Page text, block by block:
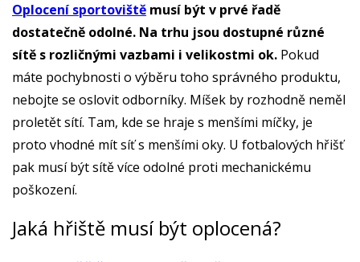
Oplocení sportoviště musí být v prvé řadě
dostatečně odolné. Na trhu jsou dostupné různé
sítě s rozličnými vazbami i velikostmi ok. Pokud
máte pochybnosti o výběru toho správného produktu,
nebojte se oslovit odborníky. Míšek by rozhodně neměl
proletět sítí. Tam, kde se hraje s menšími míčky, je
proto vhodné mít síť s menšími oky. U fotbalových hřišť
pak musí být sítě více odolné proti mechanickému
poškození.
Jaká hřiště musí být oplocená?